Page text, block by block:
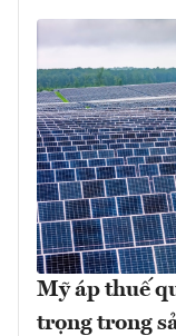
Mỹ áp thuế
trọng trong